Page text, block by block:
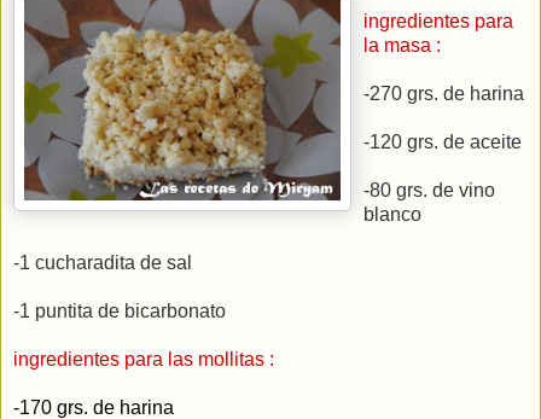
ingredientes para
la masa :
-270 grs. de harina
-120 grs. de aceite
-80 grs. de vino
blanco
-1 cucharadita de sal
-1 puntita de bicarbonato
ingredientes para las mollitas :
-170 grs. de harina